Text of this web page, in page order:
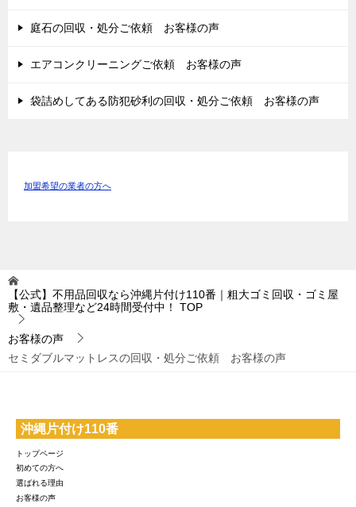
庭石の回収・処分ご依頼 お客様の声
エアコンクリーニングご依頼 お客様の声
袋詰めしてある防犯砂利の回収・処分ご依頼 お客様の声
加盟希望の業者の方へ
【公式】不用品回収なら沖縄片付け110番｜粗大ゴミ回収・ゴミ屋
敷・遺品整理など24時間受付中！
TOP
お客様の声
セミダブルマットレスの回収・処分ご依頼 お客様の声
沖縄片付け110番
トップページ
初めての方へ
選ばれる理由
お客様の声